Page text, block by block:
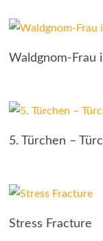
Waldgnom-Frau
5. Türchen –
Stress Fracture